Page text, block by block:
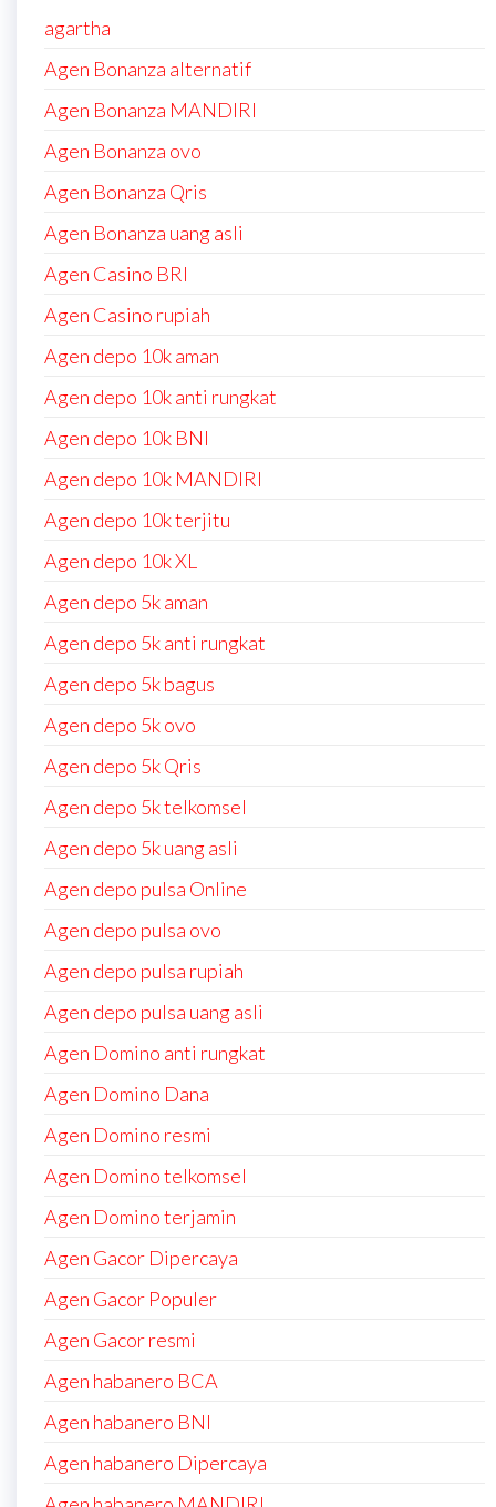
agartha
Agen Bonanza alternatif
Agen Bonanza MANDIRI
Agen Bonanza ovo
Agen Bonanza Qris
Agen Bonanza uang asli
Agen Casino BRI
Agen Casino rupiah
Agen depo 10k aman
Agen depo 10k anti rungkat
Agen depo 10k BNI
Agen depo 10k MANDIRI
Agen depo 10k terjitu
Agen depo 10k XL
Agen depo 5k aman
Agen depo 5k anti rungkat
Agen depo 5k bagus
Agen depo 5k ovo
Agen depo 5k Qris
Agen depo 5k telkomsel
Agen depo 5k uang asli
Agen depo pulsa Online
Agen depo pulsa ovo
Agen depo pulsa rupiah
Agen depo pulsa uang asli
Agen Domino anti rungkat
Agen Domino Dana
Agen Domino resmi
Agen Domino telkomsel
Agen Domino terjamin
Agen Gacor Dipercaya
Agen Gacor Populer
Agen Gacor resmi
Agen habanero BCA
Agen habanero BNI
Agen habanero Dipercaya